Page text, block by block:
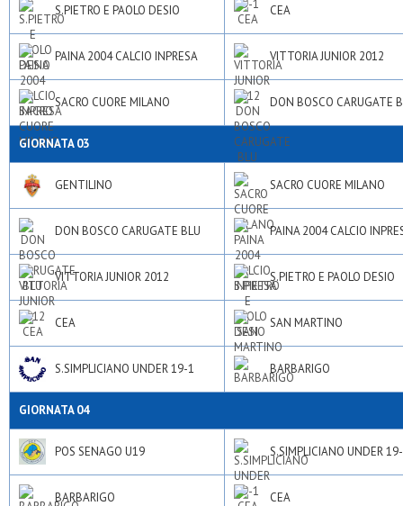
S.PIETRO E PAOLO DESIO CEA
PAINA 2004 CALCIO INPRESA VITTORIA JUNIOR 2012
SACRO CUORE MILANO DON BOSCO CARUGATE
GIORNATA 03
GENTILINO SACRO CUORE MILANO
DON BOSCO CARUGATE BLU PAINA 2004 CALCIO
VITTORIA JUNIOR 2012 S.PIETRO E PAOLO DESIO
CEA SAN MARTINO
S.SIMPLICIANO UNDER 19-1 BARBARIGO
GIORNATA 04
POS SENAGO U19 S.SIMPLICIANO UNDER
BARBARIGO CEA